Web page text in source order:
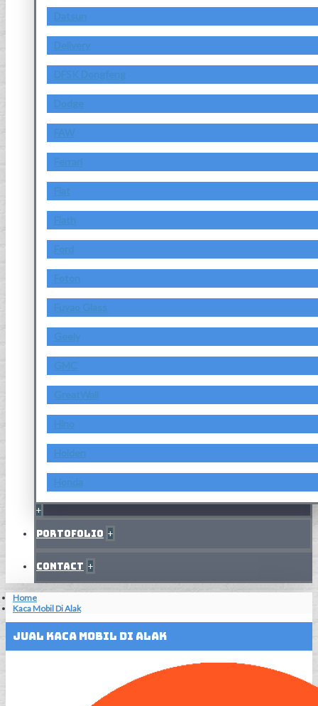
Datsun
Delivery
DFSK Dongfeng
Dodge
FAW
Ferrari
Fiat
Fiath
Ford
Foton
Fuyao Glass
Geely
GMC
GreatWall
Hino
Holden
Honda
+
Portofolio +
Contact +
Home
Kaca Mobil Di Alak
Jual Kaca Mobil Di Alak